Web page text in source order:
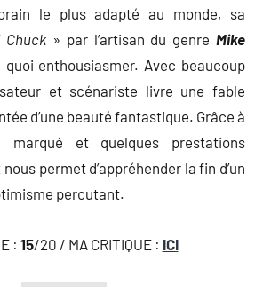
le plus adapté au monde, sa
» par l’artisan du genreMike
enthousiasmer. Avec beaucoup
et scénariste livre une fable
d’une beauté fantastique. Grâce à
marqué et quelques prestations
permet d’appréhender la fin d’un
percutant.
: 15/20 / MA CRITIQUE : ICI